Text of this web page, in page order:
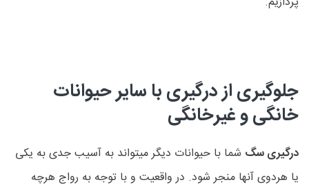
جلوگیری از درگیری با سایر حیوانات
خانگی و غیرخانگی
درگیری سگ شما با حیوانات دیگر میتواند به آسیب جدی به یکی
یا هردوی آنها منجر شود. در واقعیت و با توجه به رواج هرچه